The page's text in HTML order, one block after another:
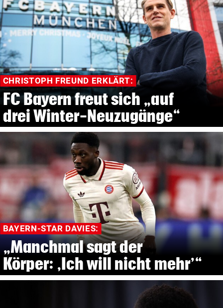
CHRISTOPH FREUND ERKLÄRT:
FC Bayern freut sich „auf
drei Winter-Neuzugänge“
BAYERN-STAR DAVIES:
„Manchmal sagt der
Körper: ,Ich will nicht mehr’“